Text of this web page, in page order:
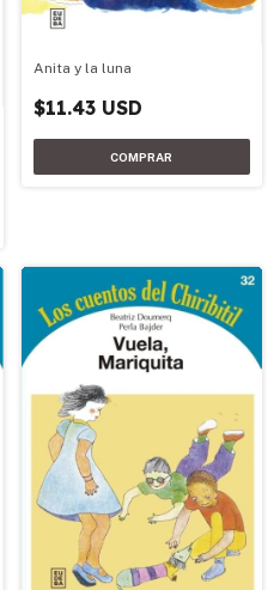
Anita y la luna
$11.43 USD